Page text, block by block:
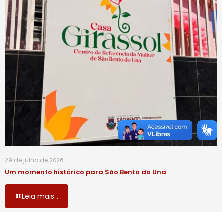
29 de julho de 2026
Um momento histórico para São Bento do Una!
Leia mais...